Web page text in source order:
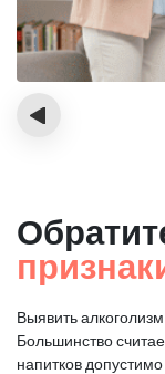
‹
Выявить
Большинство
напитков